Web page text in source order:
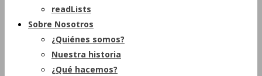
readLists
Sobre Nosotros
¿Quiénes somos?
Nuestra historia
¿Qué hacemos?